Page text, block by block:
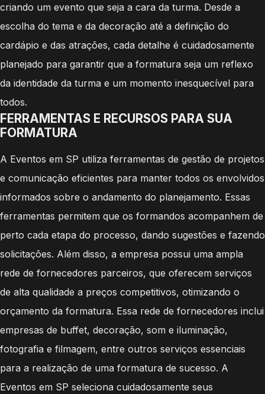
criando um evento que seja a cara da turma. Desde a
escolha do tema e da decoração até a definição do
cardápio e das atrações, cada detalhe é cuidadosamente
planejado para garantir que a formatura seja um reflexo
da identidade da turma e um momento inesquecível para
todos.
FERRAMENTAS E RECURSOS PARA SUA
FORMATURA
A Eventos em SP utiliza ferramentas de gestão de projetos
e comunicação eficientes para manter todos os envolvidos
informados sobre o andamento do planejamento. Essas
ferramentas permitem que os formandos acompanhem de
perto cada etapa do processo, dando sugestões e fazendo
solicitações. Além disso, a empresa possui uma ampla
rede de fornecedores parceiros, que oferecem serviços
de alta qualidade a preços competitivos, otimizando o
orçamento da formatura. Essa rede de fornecedores inclui
empresas de buffet, decoração, som e iluminação,
fotografia e filmagem, entre outros serviços essenciais
para a realização de uma formatura de sucesso. A
Eventos em SP seleciona cuidadosamente seus